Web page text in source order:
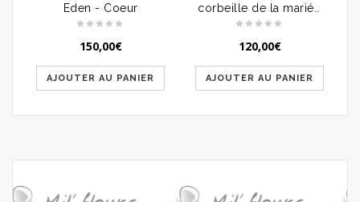
Eden - Coeur
150,00€
AJOUTER AU PANIER
120,00€
AJOUTER AU PANIER